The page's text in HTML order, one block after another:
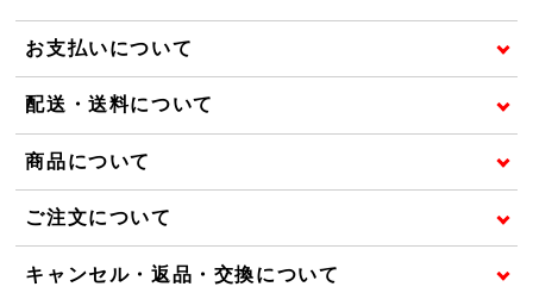
お支払いについて
配送・送料について
商品について
ご注文について
キャンセル・返品・交換について